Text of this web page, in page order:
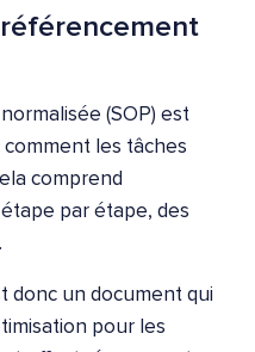
(SOP) est
les tâches
comprend
par étape, des
donc un document qui
pour les